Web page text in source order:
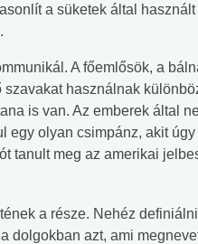
a süketek által
A főemlősök, a
használnak
is van. Az emberek által
egy olyan csimpánz, akit
tanult meg az amerikai
a része. Nehéz
dolgokban azt, ami
#Suli,
Angol